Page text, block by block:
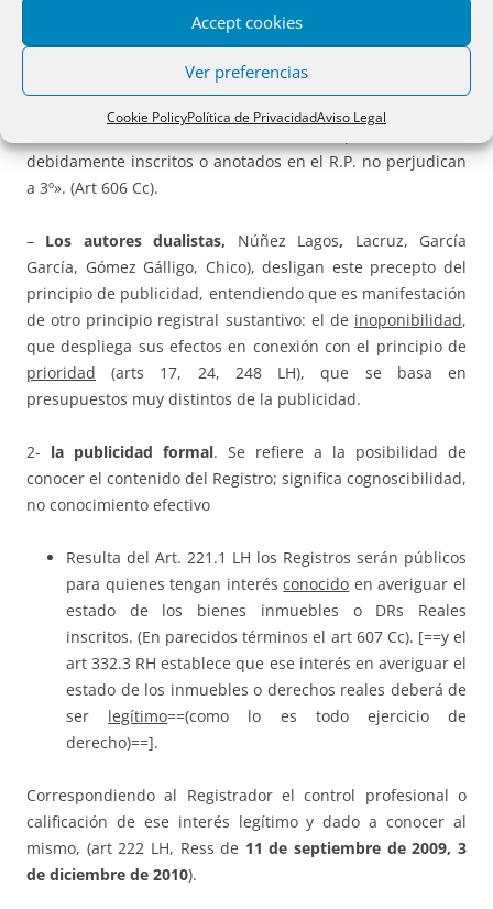
Accept cookies
Ver preferencias
Cookie PolicyPolítica de PrivacidadAviso Legal
, de carácter puramente complementario
recogido en el art. 32 L.H: «los títulos de dominio y otros
debidamente inscritos o anotados en el R.P. no perjudican
a 3º». (Art 606 Cc).
– Los autores dualistas, Núñez Lagos, Lacruz, García
García, Gómez Gálligo, Chico), desligan este precepto del
principio de publicidad, entendiendo que es manifestación
de otro principio registral sustantivo: el de inoponibilidad,
que despliega sus efectos en conexión con el principio de
prioridad (arts 17, 24, 248 LH), que se basa en
presupuestos muy distintos de la publicidad.
2- la publicidad formal. Se refiere a la posibilidad de
conocer el contenido del Registro; significa cognoscibilidad,
no conocimiento efectivo
Resulta del Art. 221.1 LH los Registros serán públicos
para quienes tengan interésconocido en averiguar el
estado de los bienes inmuebles o DRs Reales
inscritos. (En parecidos términos el art 607 Cc). [==y el
art 332.3 RH establece que ese interés en averiguar el
estado de los inmuebles o derechos reales deberá de
ser legítimo==(como lo es todo ejercicio de
derecho)==].
Correspondiendo al Registrador el control profesional o
calificación de ese interés legítimo y dado a conocer al
mismo, (art 222 LH, Ress de 11 de septiembre de 2009, 3
de diciembre de 2010).